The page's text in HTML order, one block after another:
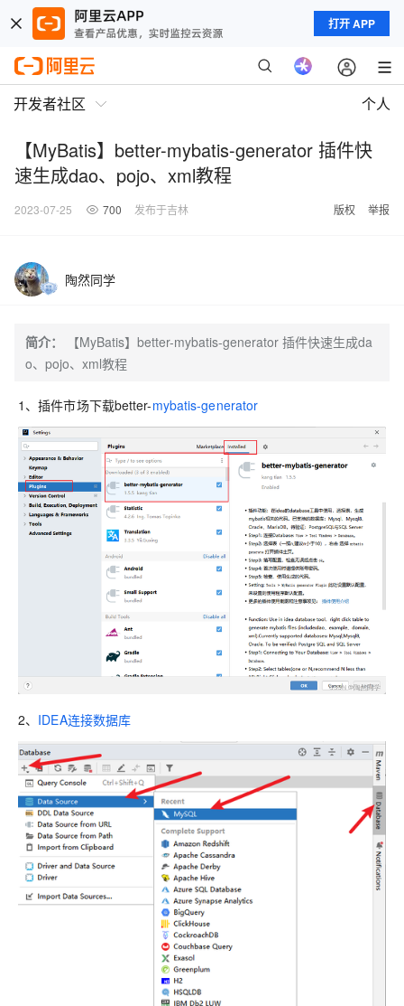
打开 APP
开发者社区 个人
【MyBatis】better-mybatis-generator 插件快
速生成dao、pojo、xml教程
2023-07-25 700 发布于吉林 版权 举报
陶然同学
简介：
【MyBatis】better-mybatis-generator 插件快速生成da
o、pojo、xml教程
1、插件市场下载better-mybatis-generator
2、 IDEA连接数据库